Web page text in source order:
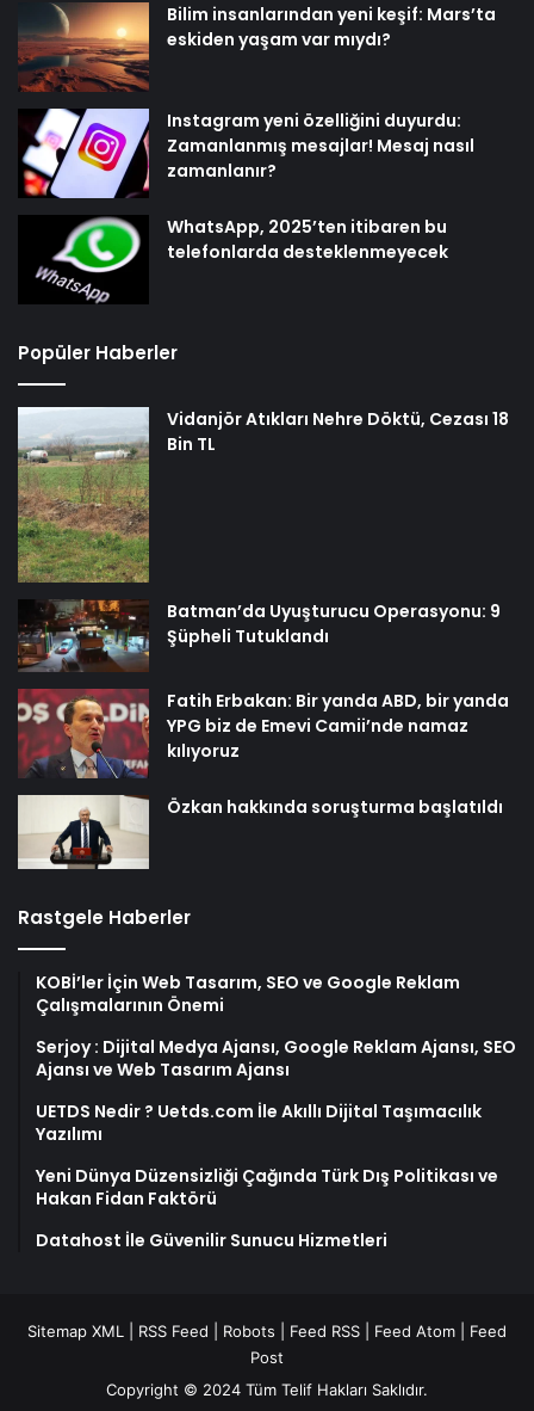
Bilim insanlarından yeni keşif: Mars’ta
eskiden yaşam var mıydı?
Instagram yeni özelliğini duyurdu:
Zamanlanmış mesajlar! Mesaj nasıl
zamanlanır?
WhatsApp, 2025’ten itibaren bu
telefonlarda desteklenmeyecek
Popüler Haberler
Vidanjör Atıkları Nehre Döktü, Cezası 18
Bin TL
Batman’da Uyuşturucu Operasyonu: 9
Şüpheli Tutuklandı
Fatih Erbakan: Bir yanda ABD, bir yanda
YPG biz de Emevi Camii’nde namaz
kılıyoruz
Özkan hakkında soruşturma başlatıldı
Rastgele Haberler
KOBİ’ler İçin Web Tasarım, SEO ve Google Reklam
Çalışmalarının Önemi
Serjoy : Dijital Medya Ajansı, Google Reklam Ajansı, SEO
Ajansı ve Web Tasarım Ajansı
UETDS Nedir ? Uetds.com İle Akıllı Dijital Taşımacılık
Yazılımı
Yeni Dünya Düzensizliği Çağında Türk Dış Politikası ve
Hakan Fidan Faktörü
Datahost İle Güvenilir Sunucu Hizmetleri
Sitemap XML RSS Feed Robots Feed RSS Feed Atom
Feed
Post
Copyright © 2024 Tüm Telif Hakları Saklıdır.